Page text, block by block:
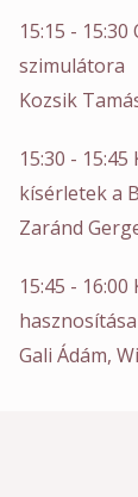
15:15 -
szimulátora
Kozsik
15:30 -
kísérletek a
Zaránd
15:45 -
Gali Ádám,